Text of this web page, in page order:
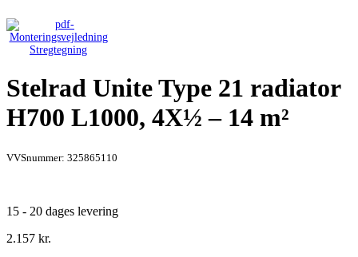
Stregtegning
Stelrad Unite Type 21 radiator
H700 L1000, 4X½ – 14 m²
VVSnummer: 325865110
15 - 20 dages levering
2.157 kr.